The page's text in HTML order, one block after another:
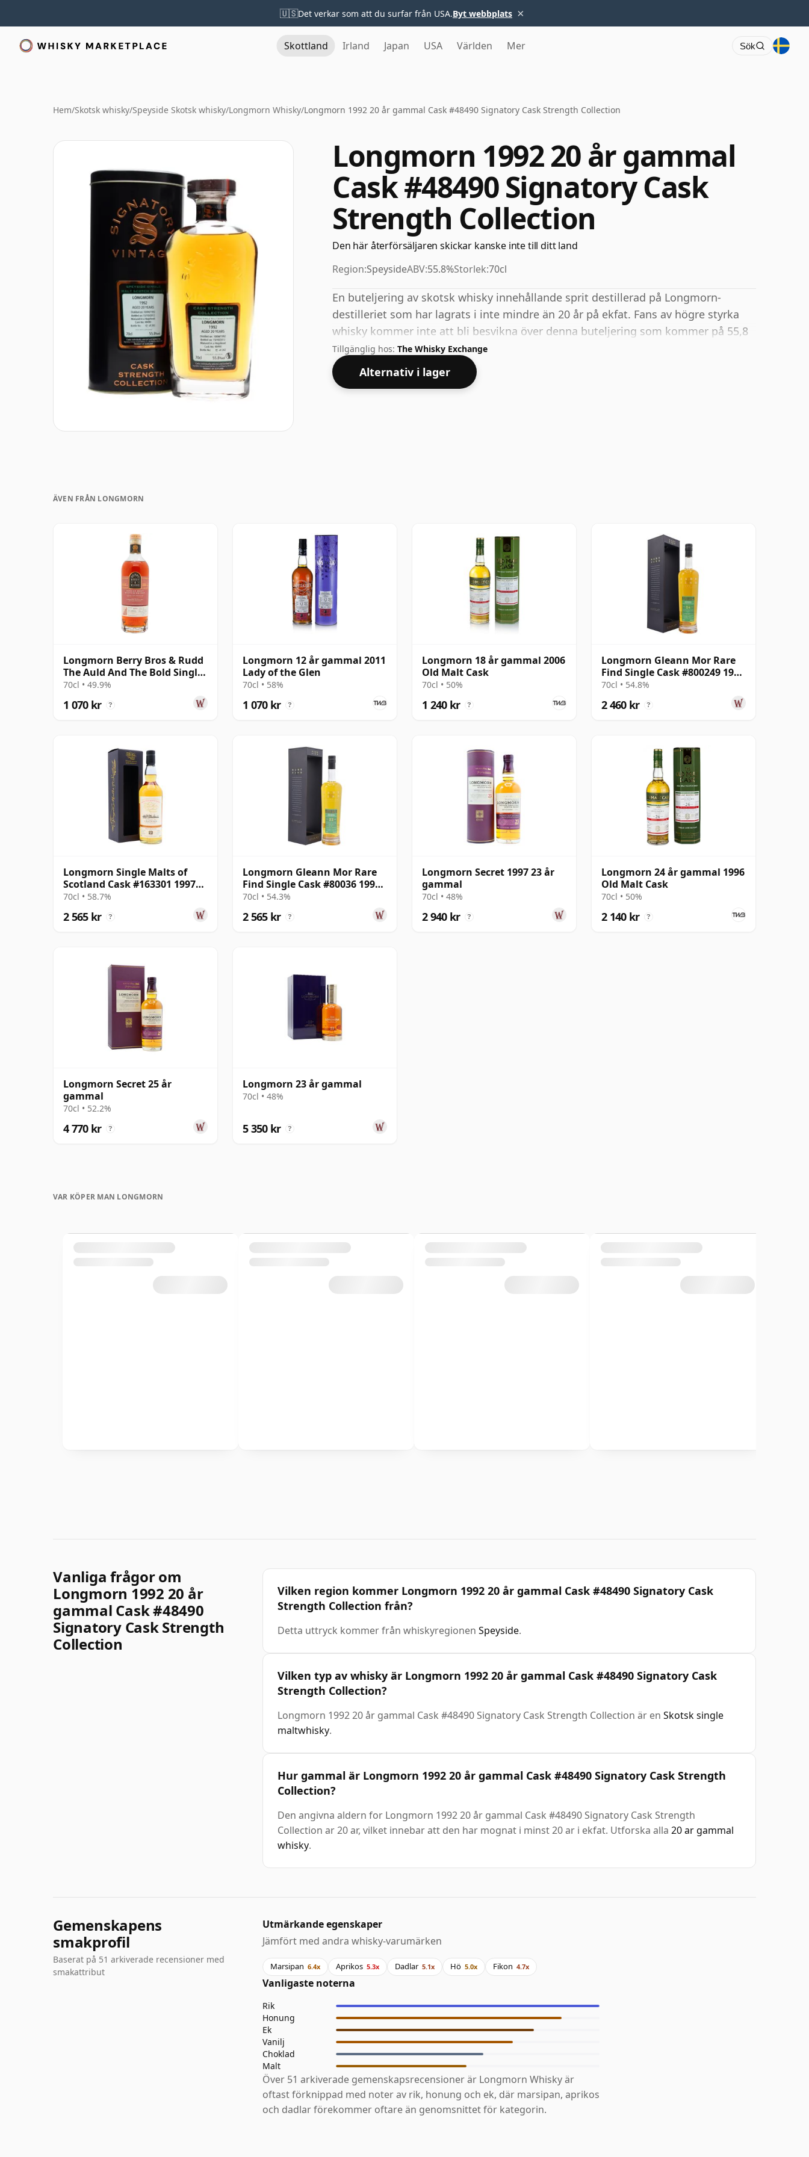
🇺🇸Det verkar som att du surfar från USA.Byt webbplats ×
Skottland Irland Japan USA Världen Mer Sök
Hem/Skotsk whisky/Speyside Skotsk whisky/Longmorn Whisky/Longmorn 1992 20 år gammal Cask #48490 Signatory Cask Strength Collection
Longmorn 1992 20 år gammal
Cask #48490 Signatory Cask
Strength Collection
Den här återförsäljaren skickar kanske inte till ditt land
Region:SpeysideABV:55.8%Storlek:70cl
En buteljering av skotsk whisky innehållande sprit destillerad på Longmorn-
destilleriet som har lagrats i inte mindre än 20 år på ekfat. Fans av högre styrka
whisky kommer inte att bli besvikna över denna buteljering som kommer på 55,8
% ABV.
Tillgänglig hos: The Whisky Exchange
Alternativ i lager
ÄVEN FRÅN LONGMORN
Longmorn Berry Bros & Rudd
The Auld And The Bold Single
Cas 2011 14 år gammal
70cl • 49.9%
1 070 kr ?
Longmorn 12 år gammal 2011
Lady of the Glen
70cl • 58%
1 070 kr ?
Longmorn 18 år gammal 2006
Old Malt Cask
70cl • 50%
1 240 kr ?
Longmorn Gleann Mor Rare
Find Single Cask #800249 1999
24 år gammal
70cl • 54.8%
2 460 kr ?
Longmorn Single Malts of
Scotland Cask #163301 1997
22 år gammal
70cl • 58.7%
2 565 kr ?
Longmorn Gleann Mor Rare
Find Single Cask #80036 1999
22 år gammal
70cl • 54.3%
2 565 kr ?
Longmorn Secret 1997 23 år
gammal
70cl • 48%
2 940 kr ?
Longmorn 24 år gammal 1996
Old Malt Cask
70cl • 50%
2 140 kr ?
Longmorn Secret 25 år
gammal
70cl • 52.2%
4 770 kr ?
Longmorn 23 år gammal
70cl • 48%
5 350 kr ?
VAR KÖPER MAN LONGMORN
Vanliga frågor om
Longmorn 1992 20 år
gammal Cask #48490
Signatory Cask Strength
Collection
Vilken region kommer Longmorn 1992 20 år gammal Cask #48490 Signatory Cask
Strength Collection från?
Detta uttryck kommer från whiskyregionen Speyside.
Vilken typ av whisky är Longmorn 1992 20 år gammal Cask #48490 Signatory Cask
Strength Collection?
Longmorn 1992 20 år gammal Cask #48490 Signatory Cask Strength Collection är en Skotsk single
maltwhisky.
Hur gammal är Longmorn 1992 20 år gammal Cask #48490 Signatory Cask Strength
Collection?
Den angivna aldern for Longmorn 1992 20 år gammal Cask #48490 Signatory Cask Strength
Collection ar 20 ar, vilket innebar att den har mognat i minst 20 ar i ekfat. Utforska alla 20 ar gammal
whisky.
Gemenskapens
smakprofil
Baserat på 51 arkiverade recensioner med
smakattribut
Utmärkande egenskaper
Jämfört med andra whisky-varumärken
Marsipan 6.4x Aprikos 5.3x Dadlar 5.1x Hö 5.0x Fikon 4.7x
Vanligaste noterna
Rik
Honung
Ek
Vanilj
Choklad
Malt
Över 51 arkiverade gemenskapsrecensioner är Longmorn Whisky är
oftast förknippad med noter av rik, honung och ek, där marsipan, aprikos
och dadlar förekommer oftare än genomsnittet för kategorin.